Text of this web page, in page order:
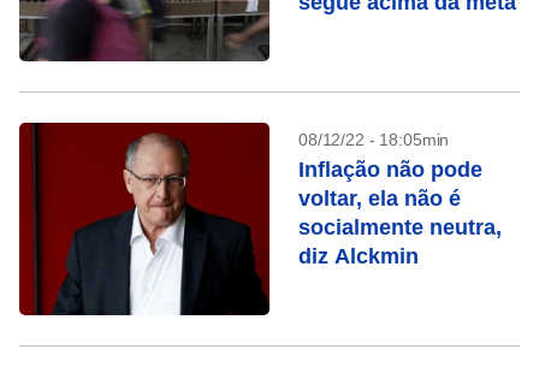
08/12/22 - 18:05min
Inflação não pode
voltar, ela não é
socialmente neutra,
diz Alckmin